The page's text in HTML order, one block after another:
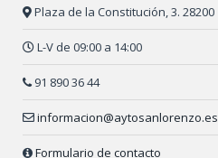
Plaza de la Constitución, 3. 28200
L-V de 09:00 a 14:00
91 890 36 44
informacion@aytosanlorenzo.es
Formulario de contacto